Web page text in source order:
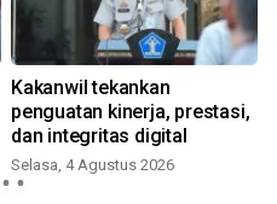
Kakanwil tekankan
penguatan kinerja, prestasi,
dan integritas digital
Selasa, 4 Agustus 2026